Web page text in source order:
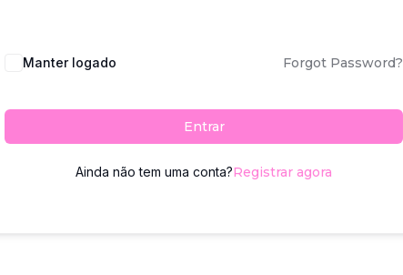
Manter logado Forgot Password?
Entrar
Ainda não tem uma conta?Registrar agora